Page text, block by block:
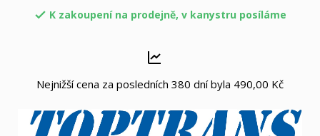
 K zakoupení na prodejně, v kanystru posíláme
Nejnižší cena za posledních 380 dní byla 490,00 Kč